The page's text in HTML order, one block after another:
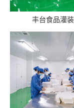
丰台食品灌